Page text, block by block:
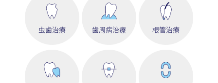
虫歯治療 歯周病治療 根管治療